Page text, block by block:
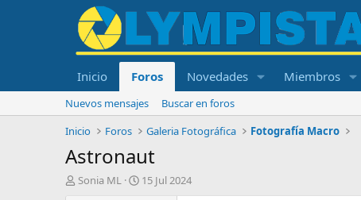
Inicio Foros Novedades Miembros
Nuevos mensajes
Buscar en foros
Inicio
Foros Galeria Fotográfica Fotografía Macro
Astronaut
ISonia ML
F15 Jul 2024